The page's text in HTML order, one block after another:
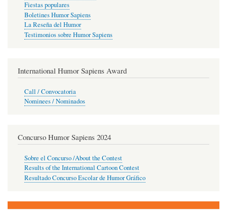
Fiestas populares
Boletines Humor Sapiens
La Reseña del Humor
Testimonios sobre Humor Sapiens
International Humor Sapiens Award
Call / Convocatoria
Nominees / Nominados
Concurso Humor Sapiens 2024
Sobre el Concurso /About the Contest
Results of the International Cartoon Contest
Resultado Concurso Escolar de Humor Gráfico